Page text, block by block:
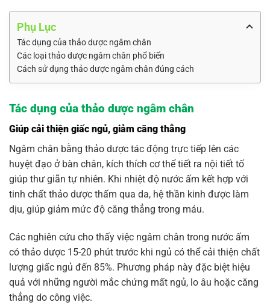
Phụ Lục
Tác dụng của thảo dược ngâm chân
Các loại thảo dược ngâm chân phổ biến
Cách sử dụng thảo dược ngâm chân đúng cách
Tác dụng của thảo dược ngâm chân
Giúp cải thiện giấc ngủ, giảm căng thẳng
Ngâm chân bằng thảo dược tác động trực tiếp lên các
huyệt đạo ở bàn chân, kích thích cơ thể tiết ra nội tiết tố
giúp thư giãn tự nhiên. Khi nhiệt độ nước ấm kết hợp với
tinh chất thảo dược thấm qua da, hệ thần kinh được làm
dịu, giúp giảm mức độ căng thẳng trong máu.
Các nghiên cứu cho thấy việc ngâm chân trong nước ấm
có thảo dược 15-20 phút trước khi ngủ có thể cải thiện chất
lượng giấc ngủ đến 85%. Phương pháp này đặc biệt hiệu
quả với những người mắc chứng mất ngủ, lo âu hoặc căng
thẳng do công việc.